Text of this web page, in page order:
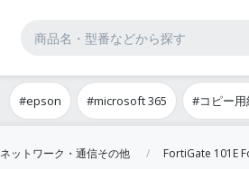
#epson #microsoft 365 #コピー用
ネットワーク・通信その他 FortiGate 101E